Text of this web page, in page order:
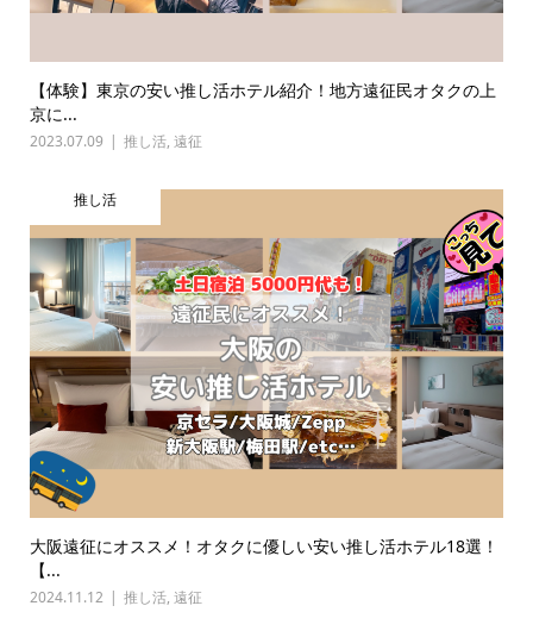
【体験】東京の安い推し活ホテル紹介！地方遠征民オタクの上
京に...
2023.07.09 推し活, 遠征
推し活
大阪遠征にオススメ！オタクに優しい安い推し活ホテル18選！
【...
2024.11.12 推し活, 遠征